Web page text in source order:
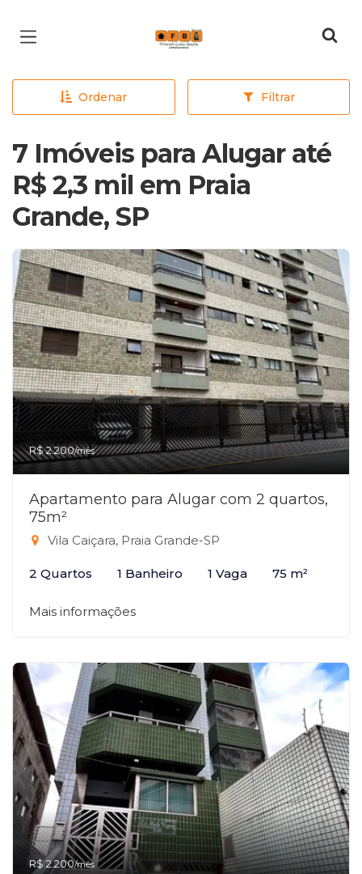
Página inicial
Ordenar Filtrar
7 Imóveis para Alugar até
R$ 2,3 mil em Praia
Grande, SP
R$ 2.200/mês
Apartamento para Alugar com 2 quartos,
75m²
Vila Caiçara, Praia Grande-SP
2 Quartos 1 Banheiro 1 Vaga 75 m²
Mais informações
R$ 2.200/mês